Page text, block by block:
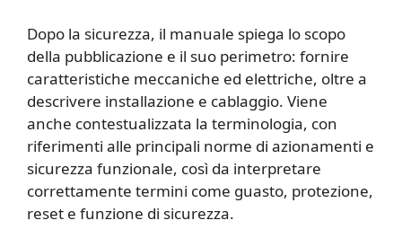
Dopo la sicurezza, il manuale spiega lo scopo
della pubblicazione e il suo perimetro: fornire
caratteristiche meccaniche ed elettriche, oltre a
descrivere installazione e cablaggio. Viene
anche contestualizzata la terminologia, con
riferimenti alle principali norme di azionamenti e
sicurezza funzionale, così da interpretare
correttamente termini come guasto, protezione,
reset e funzione di sicurezza.